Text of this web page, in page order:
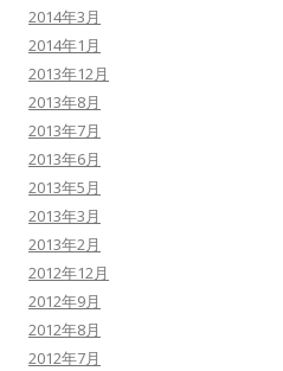
2014年3月
2014年1月
2013年12月
2013年8月
2013年7月
2013年6月
2013年5月
2013年3月
2013年2月
2012年12月
2012年9月
2012年8月
2012年7月